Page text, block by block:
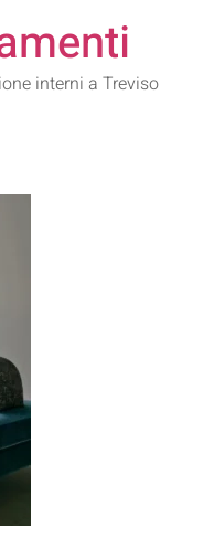
interni a Treviso